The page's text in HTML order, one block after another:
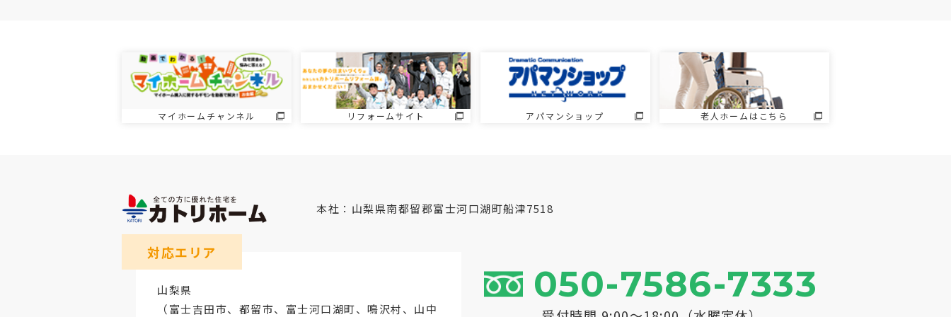
マイホームチャンネル リフォームサイト アパマンショップ 老人ホームはこちら
本社：山梨県南都留郡富士河口湖町船津7518
050-7586-7333
対応エリア
山梨県
（富士吉田市、 都留市、 富士河口湖町、鳴沢村、山中